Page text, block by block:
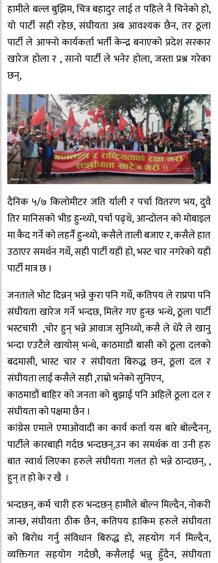
हामीले बल्ल बुझिम, चित्र बहादुर लाई त पहिले नै चिनेको हो,
यो पार्टी सही रहेछ, संघीयता अब आवश्यक छैन, तर ठूला
पार्टी ले आफ्नो कार्यकर्ता भर्ती केन्द्र बनाएको प्रदेश सरकार
खारेज होला र , सानो पार्टी ले भनेर होला, जस्ता प्रश्न गरेका
छन्,
दैनिक ५/७ किलोमीटर जति र्याली र पर्चा वितरण भय, दुवै
तिर मानिसको भीड हुन्थ्यो, पर्चा पढ्थे, आन्दोलन को मोबाइल
मा कैद गर्ने को लहर्नै हुन्थ्यो, कसैले ताली बजाए र, कसैले हात
उठाएर समर्थन गर्थे, सही पार्टी यही हो, भस्ट चार नगरेको यही
पार्टी मात्र छ ।
जनताले भोट दिन्नन् भन्ने कुरा पनि गर्थे, कतिपय ले राप्रपा पनि
संघीयता खारेज गर्ने भन्दछ, मिलेर गए हुन्छ भन्थे, ठूला पार्टी
भस्टचारी ,चोर हुन् भन्ने आवाज सुनिथ्यो, कसै ले धेरै ले खानु
भन्दा एउटैले खायोस् भन्थे, काठमाडौं बासी को ठूला दलको
बदमासी, भास्ट चार र संघीयता बिरुद्ध छन, ठूला दल र
संघीयता लाई कसैले सही ,राम्रो भनेको सुनिएन,
काठमाडौं बाहिर को जनता को बुझाई पनि अहिले ठूला दल र
संघीयता को पक्षमा छैन ।
कांग्रेस एमाले एमाओवादी का कार्य कर्ता यस बारे बोल्दैनन्,
पार्टीले कारबाही गर्दछ भन्दछन्,उन का समर्थक वा उनी हरु
बात स्वार्थ लिएका हरुले संघीयता गलत हो भन्ने ठान्दछन्, ,
हुन् त हो के र खै ।
भन्दछन्, कर्म चारी हरु भन्दछन् हामीले बोल्न मिल्दैन, नोकरी
जान्छ, संघीयता ठीक छैन, कतिपय हाकिम हरुले संघीयता
को बिरोध गर्नु संविधान बिरुद्ध हो, सहयोग गर्न मिल्दैन,
व्यक्तिगत सहयोग गर्दछौ, कसैलाई भन्नु हुँदैन, संघीयता